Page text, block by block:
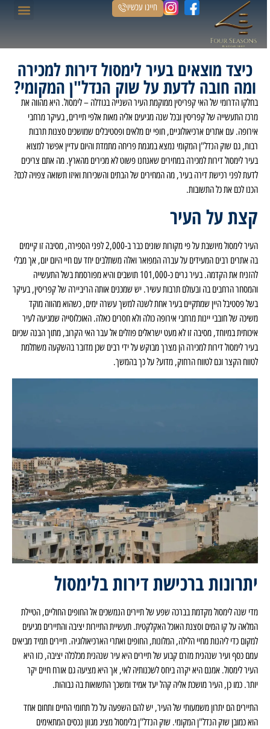
חייגו עכשיו
כיצד מוצאים בעיר לימסול דירות למכירה
ומה חובה לדעת על שוק הנדל"ן המקומי?
בחלקו הדרומי של האי קפריסין ממוקמת העיר השנייה בגודלה – לימסול. היא מהווה את
מרכז התעשייה של קפריסין ובכל שנה מגיעים אליה מאות אלפי תיירים, בעיקר מרחבי
אירופה. עם אתרים ארכיאולוגיים, חופי ים מלאים ופסטיבלים שמושכים סצנות תרבות
רבות, גם שוק הנדל"ן המקומי נמצא במגמת פריחה מתמדת והיום עדיין אפשר למצוא
בעיר לימסול דירות למכירה במחירים שאנחנו פשוט לא מכירים מהארץ. מה אתם צריכים
לדעת לפני רכישת דירה בעיר, מה המחירים של הבתים והשכירות ואיזו תשואה צפויה לכם?
הכנו לכם את כל התשובות.
קצת על העיר
העיר לימסול מיושבת על פי מקורות שונים כבר ב-2,000 לפני הספירה, מסיבה זו קיימים
בה אתרים רבים המעידים על עברה המפואר ואלה משתלבים יחד עם חיי היום יום, אך מבלי
להזניח את הקדמה. בעיר גרים כ-101,000 תושבים והיא מפורסמת בשל התעשייה
והמסחר הרחבים בה ובעולם תרבות עשיר. יש שמכנים אותה הריביירה של קפריסין, בעיקר
בשל פסטיבל היין שמתקיים בעיר אחת לשנה למשך עשרה ימים, כשהוא מהווה מוקד
משיכה של חובבי יינות מרחבי אירופה כולה ולא חסרים כאלה. האוכלוסייה שמגיעה לעיר
איכותית במיוחד, מסיבה זו לא מעט ישראלים פוזלים אל עבר האי הקרוב, מתוך הבנה שכיום
בעיר לימסול דירות למכירה הן מצרך מבוקש על ידי רבים שכן מדובר בהשקעה משתלמת
לטווח הקצר וגם לטווח הרחוק, מדוע? על כך בהמשך.
יתרונות ברכישת דירות בלימסול
מדי שנה לימסול מקדמת בברכה שפע של תיירים הנמשכים אל החופים החוליים, הטיילת
המלאה על קו המים וסצנת האוכל האקלקטית. תעשיית התיירות יציבה והתיירים מגיעים
למקום כדי ליהנות מחיי הלילה, המלונות, החופים ואתרי הארכיאולוגיה. תיירים תמיד מביאים
עמם כסף ועיר שנהנית מזרם קבוע של תיירים היא עיר שנהנית מכלכלה יציבה, כזו היא
העיר לימסול. אמנם היא יקרה ביחס לשכנותיה לאי, אך היא מציעה גם אורח חיים יקר
יותר. כמו כן, העיר מושכת אליה קהל יעד אמיד ומשכך התשואות בה גבוהות.
התיירים הם יתרון משמעותי של העיר, יש להם השפעה על כל תחומי החיים ותחום אחד
הוא כמובן שוק הנדל"ן המקומי. שוק הנדל"ן בלימסול מציג מגוון נכסים המתאימים